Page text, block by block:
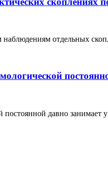
отдельных
постоянной давно